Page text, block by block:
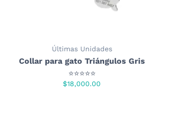
página
Últimas Unidades
Collar para gato Triángulos Gris
⭐⭐⭐⭐⭐
$18,000.00